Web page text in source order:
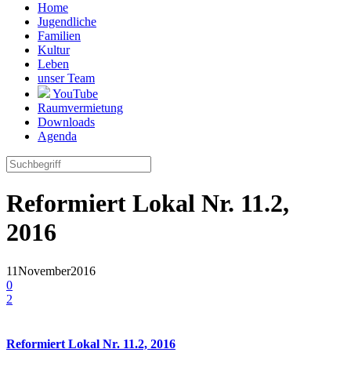
Home
Jugendliche
Familien
Kultur
Leben
unser Team
YouTube
Raumvermietung
Downloads
Agenda
Reformiert Lokal Nr. 11.2,
2016
11November2016
0
2
Reformiert Lokal Nr. 11.2, 2016